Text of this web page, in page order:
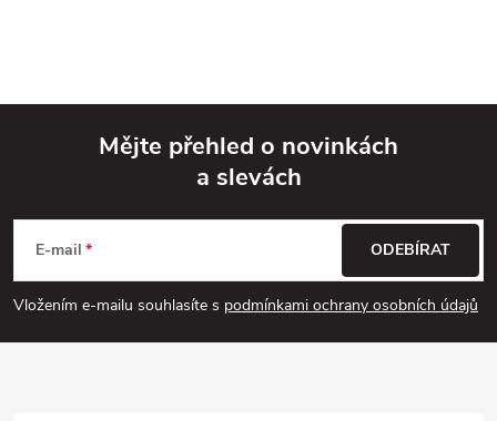
p
Mějte přehled o novinkách
a slevách
E-mail
Vložením e-mailu souhlasíte s podmínkami ochrany osobních údajů
ODEBÍRAT